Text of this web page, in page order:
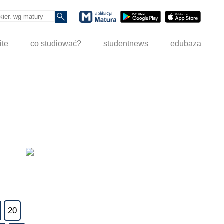
co studiować? studentnews edubaza
20